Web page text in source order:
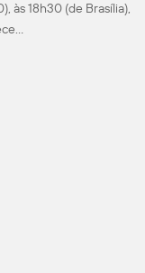
às 18h30 (de Brasília),